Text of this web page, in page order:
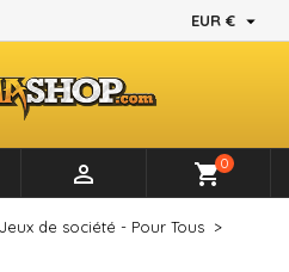
EUR € 
 shopping_cart0
Jeux de société - Pour Tous
×
×
Créer une liste d'envies
×
pour ajouter des produits à